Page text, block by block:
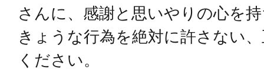
さんに、感謝と思いやりの心を
きょうな行為を絶対に許さない
ください。